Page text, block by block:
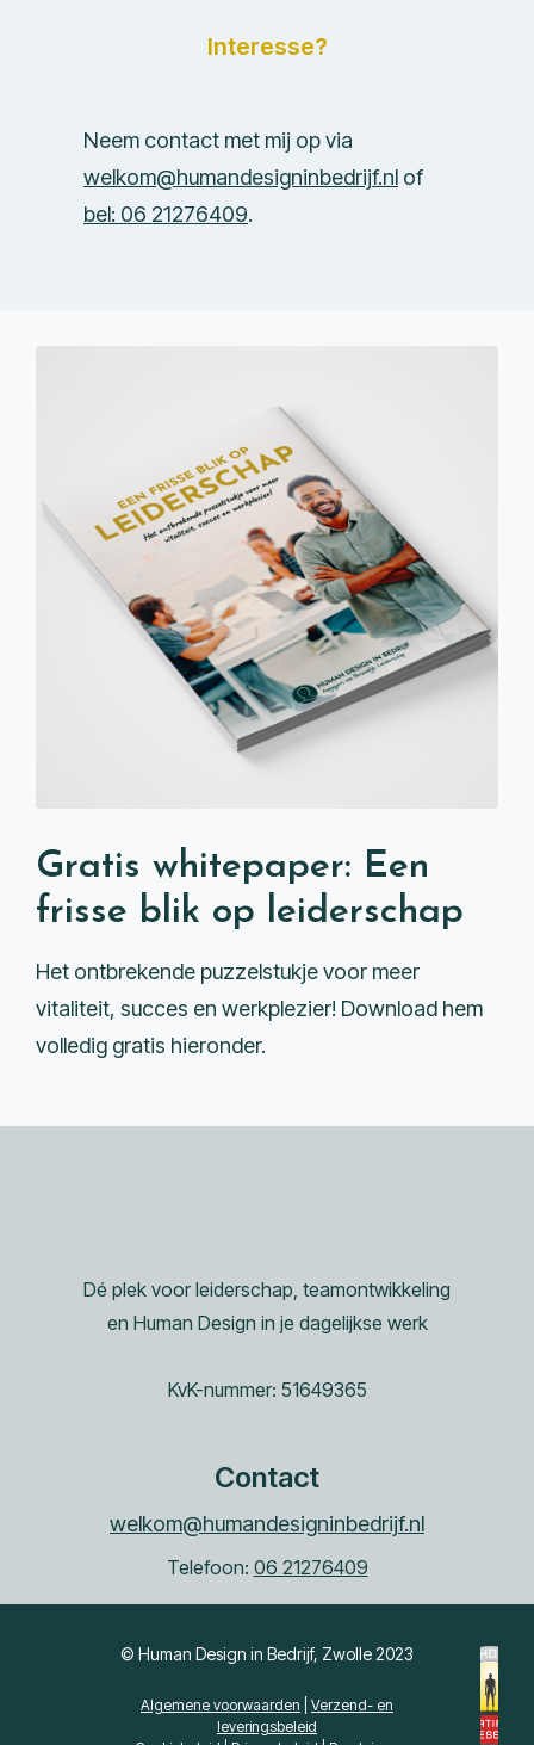
Interesse?
Neem contact met mij op via
welkom@humandesigninbedrijf.nl of
bel: 06 21276409.
Gratis whitepaper: Een
frisse blik op leiderschap
Het ontbrekende puzzelstukje voor meer
vitaliteit, succes en werkplezier! Download hem
volledig gratis hieronder.
Dé plek voor leiderschap, teamontwikkeling
en Human Design in je dagelijkse werk
KvK-nummer: 51649365
Contact
welkom@humandesigninbedrijf.nl
Telefoon: 06 21276409
© Human Design in Bedrijf, Zwolle 2023
Algemene voorwaarden
Verzend- en
leveringsbeleid